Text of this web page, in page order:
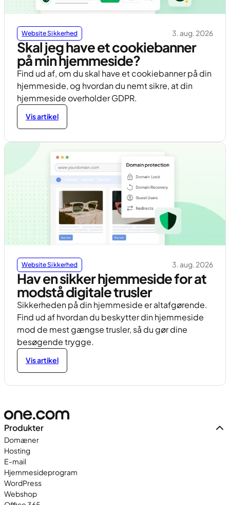
Website Sikkerhed 3. aug. 2026
Skal jeg have et cookiebanner
på min hjemmeside?
Find ud af, om du skal have et cookiebanner på din
hjemmeside, og hvordan du nemt sikre, at din
hjemmeside overholder GDPR.
Vis artikel
Website Sikkerhed 3. aug. 2026
Hav en sikker hjemmeside for at
modstå digitale trusler
Sikkerheden på din hjemmeside er altafgørende.
Find ud af hvordan du beskytter din hjemmeside
mod de mest gængse trusler, så du gør dine
besøgende trygge.
Vis artikel
Produkter
Domæner
Hosting
E-mail
Hjemmesideprogram
WordPress
Webshop